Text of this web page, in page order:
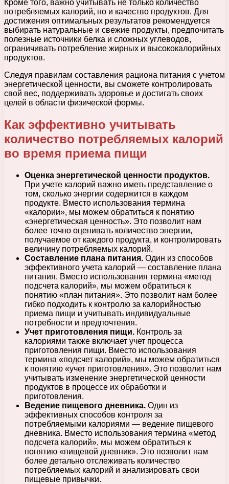
Кроме того, важно учитывать не только количество
потребляемых калорий, но и качество продуктов. Для
достижения оптимальных результатов рекомендуется
выбирать натуральные и свежие продукты, предпочитать
полезные источники белка и сложных углеводов,
ограничивать потребление жирных и высококалорийных
продуктов.
Следуя правилам составления рациона питания с учетом
энергетической ценности, вы сможете контролировать
свой вес, поддерживать здоровье и достигать своих
целей в области физической формы.
Как эффективно учитывать
количество потребляемых калорий
во время приема пищи
Оценка энергетической ценности продуктов.
При учете калорий важно иметь представление о
том, сколько энергии содержится в каждом
продукте. Вместо использования термина
«калории», мы можем обратиться к понятию
«энергетическая ценность». Это позволит нам
более точно оценивать количество энергии,
получаемое от каждого продукта, и контролировать
величину потребляемых калорий.
Составление плана питания. Один из способов
эффективного учета калорий — составление плана
питания. Вместо использования термина «метод
подсчета калорий», мы можем обратиться к
понятию «план питания». Это позволит нам более
гибко подходить к контролю за калорийностью
приема пищи и учитывать индивидуальные
потребности и предпочтения.
Учет приготовления пищи. Контроль за
калориями также включает учет процесса
приготовления пищи. Вместо использования
термина «подсчет калорий», мы можем обратиться
к понятию «учет приготовления». Это позволит нам
учитывать изменение энергетической ценности
продуктов в процессе их обработки и
приготовления.
Ведение пищевого дневника. Один из
эффективных способов контроля за
потребляемыми калориями — ведение пищевого
дневника. Вместо использования термина «метод
подсчета калорий», мы можем обратиться к
понятию «пищевой дневник». Это позволит нам
более детально отслеживать количество
потребляемых калорий и анализировать свои
пищевые привычки.